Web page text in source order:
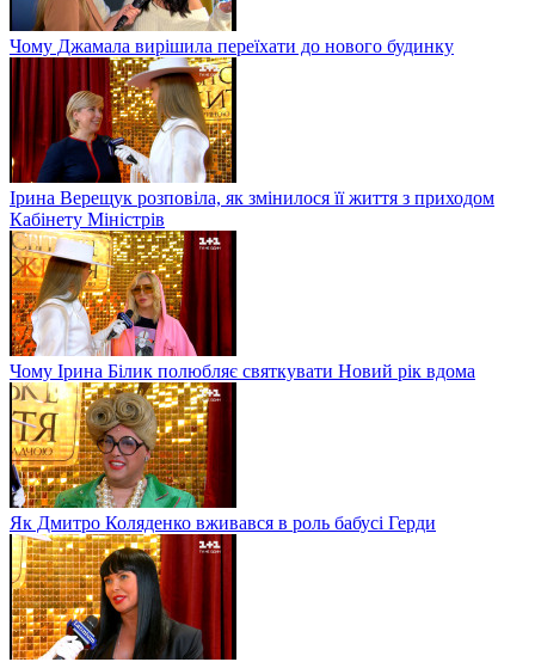
Чому Джамала вирішила переїхати до нового будинку
Ірина Верещук розповіла, як змінилося її життя з приходом
Кабінету Міністрів
Чому Ірина Білик полюбляє святкувати Новий рік вдома
Як Дмитро Коляденко вживався в роль бабусі Герди